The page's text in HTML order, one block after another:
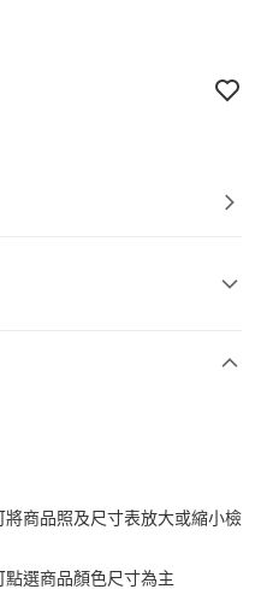
商品照及尺寸表放大或縮小檢
選商品顏色尺寸為主